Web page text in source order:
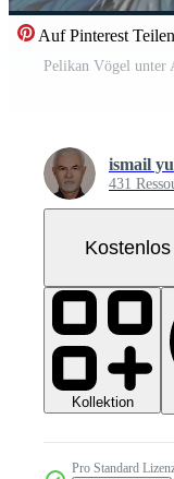
Auf Pinterest Teilen
ismail
431
Kollektion
Pro Standard